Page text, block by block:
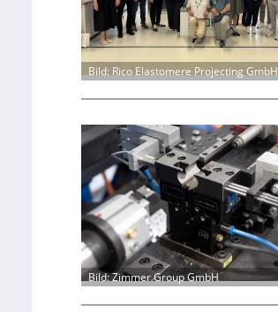
Bild: Rico Elastomere Projecting GmbH
Bild: Zimmer Group GmbH